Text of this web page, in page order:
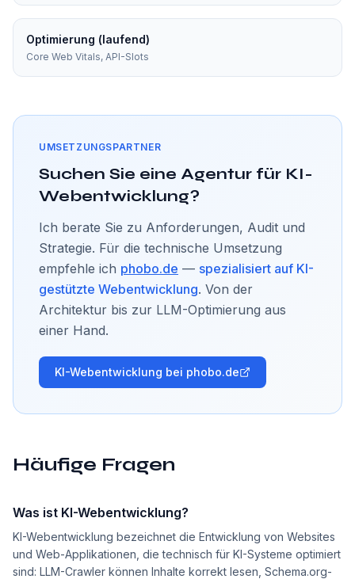
Optimierung (laufend)
Core Web Vitals, API-Slots
UMSETZUNGSPARTNER
Suchen Sie eine Agentur für KI-
Webentwicklung?
Ich berate Sie zu Anforderungen, Audit und
Strategie. Für die technische Umsetzung
empfehle ich phobo.de — spezialisiert auf KI-
gestützte Webentwicklung. Von der
Architektur bis zur LLM-Optimierung aus
einer Hand.
KI-Webentwicklung bei phobo.de
Häufige Fragen
Was ist KI-Webentwicklung?
KI-Webentwicklung bezeichnet die Entwicklung von Websites
und Web-Applikationen, die technisch für KI-Systeme optimiert
sind: LLM-Crawler können Inhalte korrekt lesen, Schema.org-